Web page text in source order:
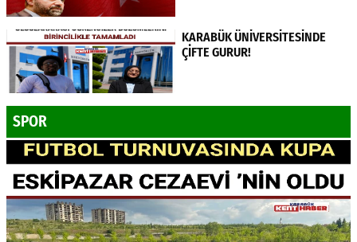
KARABÜK ÜNİVERSİTESİNDE
ÇİFTE GURUR!
SPOR